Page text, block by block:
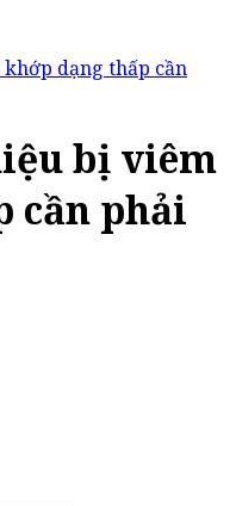
dạng thấp cần
bị viêm
cần phải